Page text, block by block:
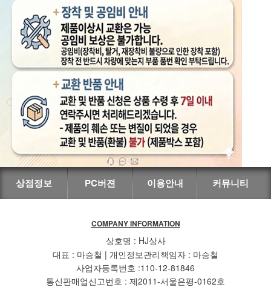
상점정보 PC버젼 이용안내 커뮤니티
COMPANY INFORMATION
상호명 : HJ상사
대표 : 마승철 | 개인정보관리책임자 : 마승철
사업자등록번호 :110-12-81846
통신판매업신고번호 : 제2011-서울은평-0162호